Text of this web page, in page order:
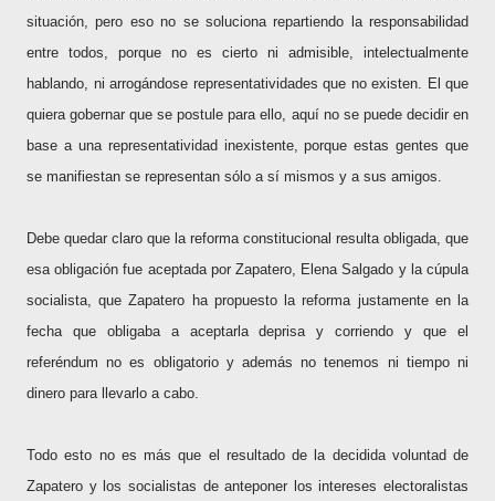
situación, pero eso no se soluciona repartiendo la responsabilidad
entre todos, porque no es cierto ni admisible, intelectualmente
hablando, ni arrogándose representatividades que no existen. El que
quiera gobernar que se postule para ello, aquí no se puede decidir en
base a una representatividad inexistente, porque estas gentes que
se manifiestan se representan sólo a sí mismos y a sus amigos.
Debe quedar claro que la reforma constitucional resulta obligada, que
esa obligación fue aceptada por Zapatero, Elena Salgado y la cúpula
socialista, que Zapatero ha propuesto la reforma justamente en la
fecha que obligaba a aceptarla deprisa y corriendo y que el
referéndum no es obligatorio y además no tenemos ni tiempo ni
dinero para llevarlo a cabo.
Todo esto no es más que el resultado de la decidida voluntad de
Zapatero y los socialistas de anteponer los intereses electoralistas